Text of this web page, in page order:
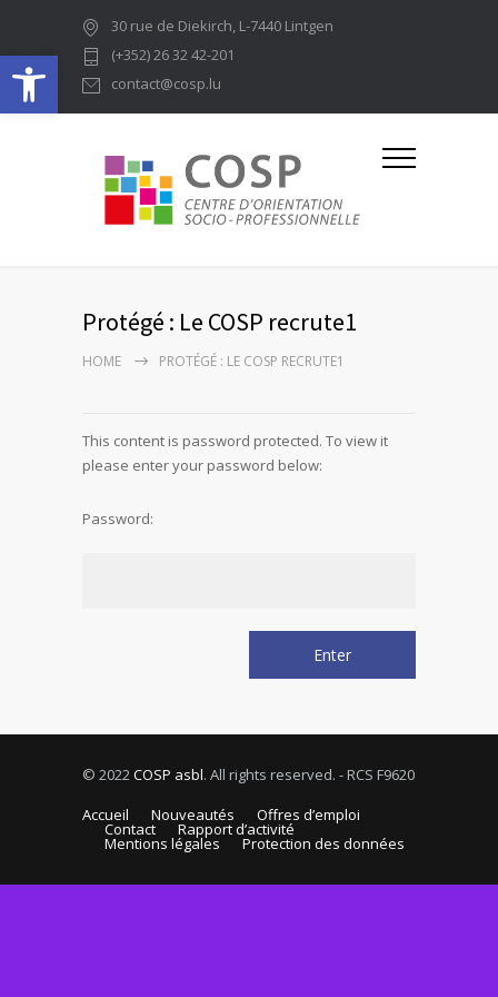
Ouvrir la barre d’outils
30 rue de Diekirch, L-7440 Lintgen
(+352) 26 32 42-201
contact@cosp.lu
Protégé : Le COSP recrute1
HOME PROTÉGÉ : LE COSP RECRUTE1
This content is password protected. To view it
please enter your password below:
Password:
© 2022COSP asbl. All rights reserved. - RCS F9620
Accueil
Nouveautés Offres d’emploi
Contact Rapport d’activité
Mentions légales Protection des données